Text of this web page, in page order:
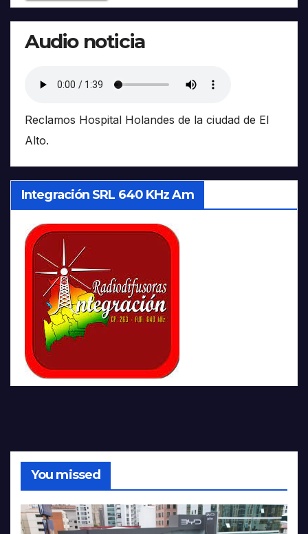
Audio noticia
Reclamos Hospital Holandes de la ciudad de El
Alto.
Integración SRL 640 KHz Am
You missed